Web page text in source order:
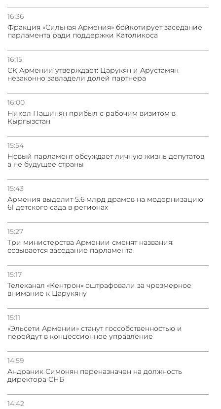
16:36
Фракция «Сильная Армения» бойкотирует заседание
парламента ради поддержки Католикоса
16:15
СК Армении утверждает: Царукян и Арустамян
незаконно завладели долей партнера
16:00
Никол Пашинян прибыл с рабочим визитом в
Кыргызстан
15:54
Новый парламент обсуждает личную жизнь депутатов,
а не будущее страны
15:43
Армения выделит 5.6 млрд драмов на модернизацию
61 детского сада в регионах
15:27
Три министерства Армении сменят названия:
созывается заседание парламента
15:17
Телеканал «Кентрон» оштрафовали за чрезмерное
внимание к Царукяну
15:11
«Эльсети Армении» станут госсобственностью и
перейдут в концессионное управление
14:59
Андраник Симонян переназначен на должность
директора СНБ
14:42
условии прекращения огня